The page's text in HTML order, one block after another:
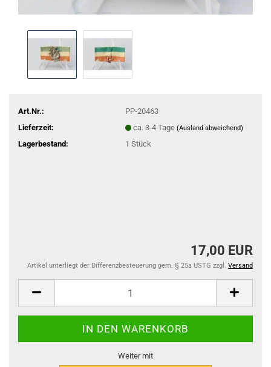
Art.Nr.:
PP-20463
Lieferzeit:
ca. 3-4 Tage (Ausland abweichend)
Lagerbestand: 1 Stück
17,00 EUR
Artikel unterliegt der Differenzbesteuerung gem. § 25a USTG zzgl. Versand
Weiter mit